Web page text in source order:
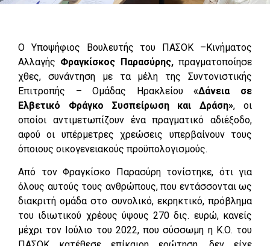
O Υποψήφιος Βουλευτής του ΠΑΣΟΚ –Κινήματος
Αλλαγής Φραγκίσκος Παρασύρης,πραγματοποίησε
χθες, συνάντηση με τα μέλη της Συντονιστικής
Επιτροπής – Ομάδας Ηρακλείου«Δάνεια σε
Ελβετικό Φράγκο Συσπείρωση και Δράση», οι
οποίοι αντιμετωπίζουν ένα πραγματικό αδιέξοδο,
αφού οι υπέρμετρες χρεώσεις υπερβαίνουν τους
όποιους οικογενειακούς προϋπολογισμούς.
Από τον Φραγκίσκο Παρασύρη τονίστηκε, ότι για
όλους αυτούς τους ανθρώπους, που εντάσσονται ως
διακριτή ομάδα στο συνολικό, εκρηκτικό, πρόβλημα
του ιδιωτικού χρέους ύψους 270 δις. ευρώ, κανείς
μέχρι τον Ιούλιο του 2022, που σύσσωμη η Κ.Ο. του